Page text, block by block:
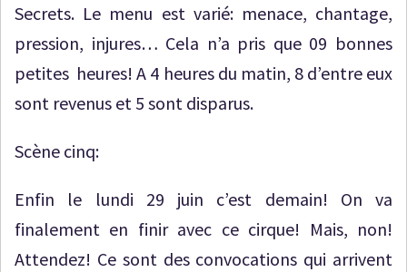
Secrets. Le menu est varié: menace, chantage,
pression, injures… Cela n’a pris que 09 bonnes
petites heures! A 4 heures du matin, 8 d’entre eux
sont revenus et 5 sont disparus.
Scène cinq:
Enfin le lundi 29 juin c’est demain! On va
finalement en finir avec ce cirque! Mais, non!
Attendez! Ce sont des convocations qui arrivent